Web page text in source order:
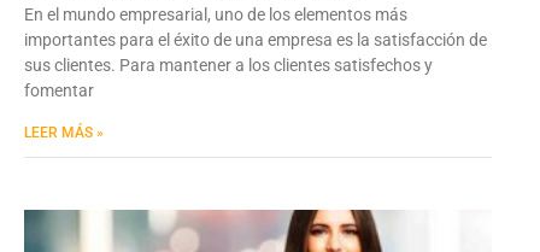
En el mundo empresarial, uno de los elementos más
importantes para el éxito de una empresa es la satisfacción de
sus clientes. Para mantener a los clientes satisfechos y
fomentar
LEER MÁS »